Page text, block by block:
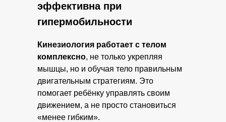
эффективна при
гипермобильности
Кинезиология работает с телом
комплексно, не только укрепляя
мышцы, но и обучая тело правильным
двигательным стратегиям. Это
помогает ребёнку управлять своим
движением, а не просто становиться
«менее гибким».